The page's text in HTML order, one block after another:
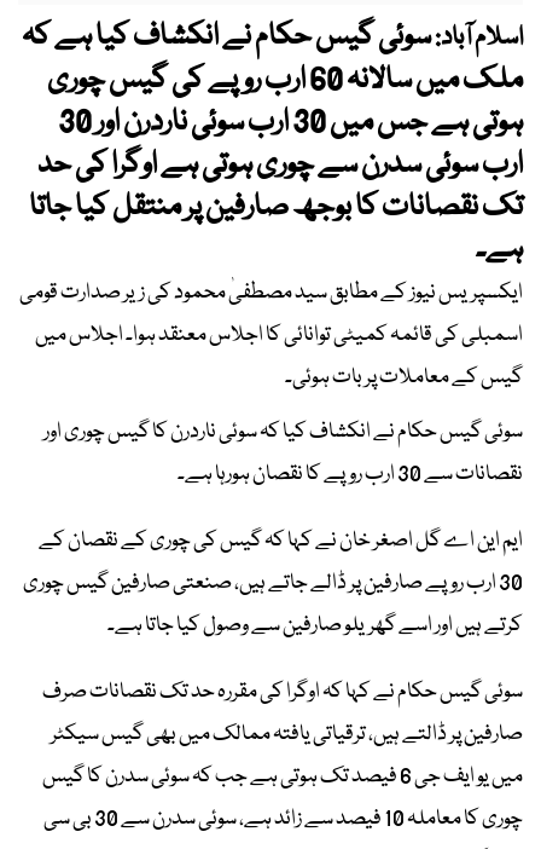
اسلام آباد:سوئی گیس حکام نے انکشاف کیا ہے کہ
ملک میں سالانہ 60 ارب روپے کی گیس چوری
ہوتی ہے جس میں 30 ارب سوئی ناردرن اور 30
ارب سوئی سدرن سے چوری ہوتی ہے اوگرا کی حد
تک نقصانات کا بوجھ صارفین پر منتقل کیا جاتا
ہے۔
ایکسپریس نیوز کے مطابق سید مصطفیٰ محمود کی زیر صدارت قومی
اسمبلی کی قائمہ کمیٹی توانائی کا اجلاس معنقد ہوا۔ اجلاس میں
گیس کے معاملات پر بات ہوئی۔
سوئی گیس حکام نے انکشاف کیا کہ سوئی ناردرن کا گیس چوری اور
نقصانات سے 30 ارب روپے کا نقصان ہورہا ہے۔
ایم این اے گل اصغر خان نے کہا کہ گیس کی چوری کے نقصان کے
30 ارب روپے صارفین پر ڈالے جاتے ہیں، صنعتی صارفین گیس چوری
کرتے ہیں اور اسے گھریلو صارفین سے وصول کیا جاتا ہے۔
سوئی گیس حکام نے کہا کہ اوگرا کی مقررہ حد تک نقصانات صرف
صارفین پر ڈالتے ہیں، ترقیاتی یافتہ ممالک میں بھی گیس سیکٹر
میں یو ایف جی 6 فیصد تک ہوتی ہے جب کہ سوئی سدرن کا گیس
چوری کا معاملہ 10 فیصد سے زائد ہے، سوئی سدرن سے 30 بی سی